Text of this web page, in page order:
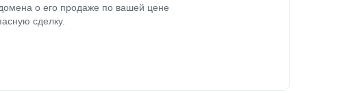
о его продаже по вашей цене
сделку.